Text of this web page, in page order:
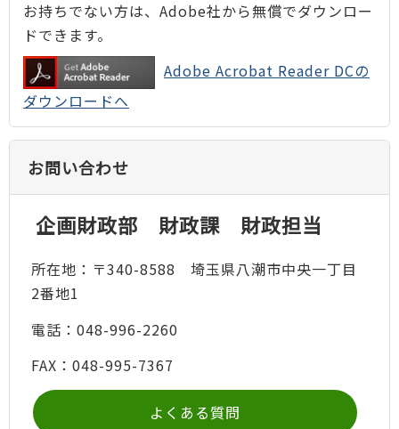
お持ちでない方は、Adobe社から無償でダウンロー
ドできます。
Adobe Acrobat Reader DCの
ダウンロードへ
お問い合わせ
企画財政部 財政課 財政担当
所在地：〒340-8588 埼玉県八潮市中央一丁目
2番地1
電話：048-996-2260
FAX：048-995-7367
よくある質問